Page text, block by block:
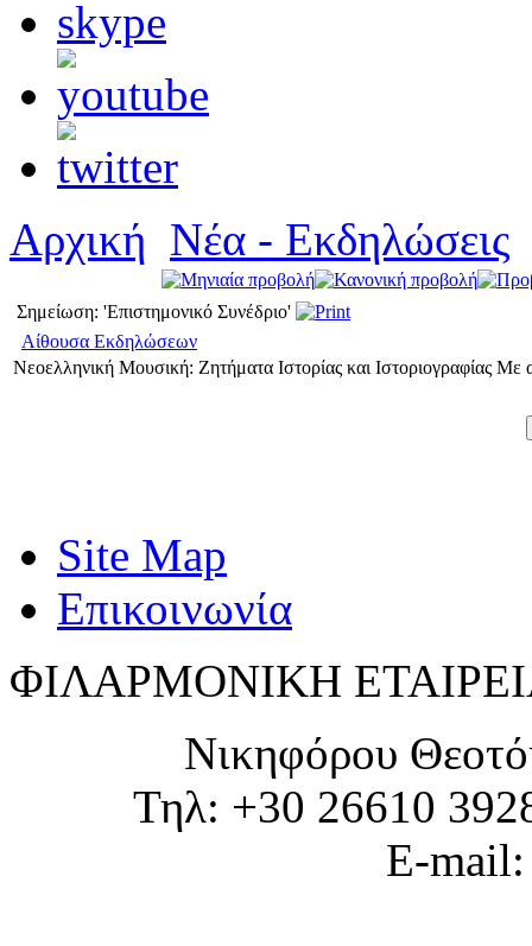
Αρχική Νέα - Εκδηλώσεις
Σημείωση: 'Επιστημονικό Συνέδριο'
Αίθουσα Εκδηλώσεων
Νεοελληνική Μουσική: Ζητήματα Ιστορίας και Ιστοριογραφίας
Site Map
Επικοινωνία
ΦΙΛΑΡΜΟΝΙΚΗ
Νικηφόρου
Τηλ: +30 26610
E-